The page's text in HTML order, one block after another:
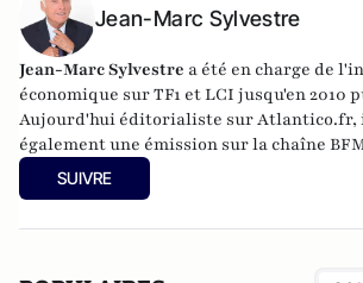
Jean-Marc Sylvestre
Jean-Marc Sylvestre a été en charge de
économique sur TF1 et LCI jusqu'en 2010
Aujourd'hui éditorialiste sur Atlantico.fr,
également une émission sur la chaîne
SUIVRE